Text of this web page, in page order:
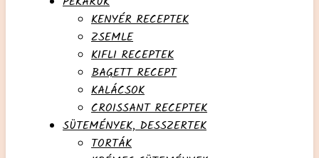
KENYÉR RECEPTEK
ZSEMLE
KIFLI RECEPTEK
BAGETT RECEPT
KALÁCSOK
CROISSANT RECEPTEK
SÜTEMÉNYEK, DESSZERTEK
TORTÁK